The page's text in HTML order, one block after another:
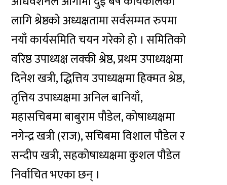
लागि श्रेष्ठको अध्यक्षतामा सर्वसम्मत रुपमा
नयाँ कार्यसमिति चयन गरेको हो । समितिको
वरिष्ठ उपाध्यक्ष लक्की श्रेष्ठ, प्रथम उपाध्यक्षमा
दिनेश खत्री, द्धित्तिय उपाध्यक्षमा हिक्मत श्रेष्ठ,
तृत्तिय उपाध्यक्षमा अनिल बानियाँ,
महासचिबमा बाबुराम पौडेल, कोषाध्यक्षमा
नगेन्द्र खत्री (राज), सचिबमा विशाल पौडेल र
सन्दीप खत्री, सहकोषाध्यक्षमा कुशल पौडेल
निर्वाचित भएका छन् ।